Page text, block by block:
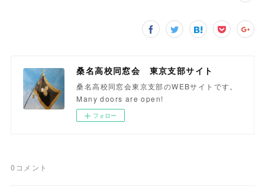
桑名高校同窓会 東京支部サイト
桑名高校同窓会東京支部のWEBサイトです。
Many doors are open!
フォロー
0 コメント